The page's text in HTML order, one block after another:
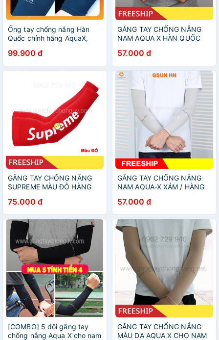
Ống tay chống nắng Hàn
Quốc chính hãng AquaX,
liệu làm mát lạnh, chống tia
bức xạ UV
99.900 đ
GĂNG TAY CHỐNG NẮNG
NAM AQUA X HÀN QUỐC
ỐNG TAY CO DÃN THUN
LẠNH, VẢI DÀY DẶNG,
CHỐNG TIA UV
57.000 đ
GĂNG TAY CHỐNG NẮNG
SUPREME MÀU ĐỎ HÀNG
CHỐNG NẮNG, CO DÃN,
THOÁNG MÁT
75.000 đ
GĂNG TAY CHỐNG NẮNG
NAM AQUA-X XÁM / HÀNG
TIA UV 95% CO DÃN
THOÁNG MÁT GSUN HN
57.000 đ
[COMBO] 5 đôi găng tay
chống nắng Aqua X cho nam
GĂNG TAY CHỐNG NẮNG
MÀU DA AQUA X CHO NAM